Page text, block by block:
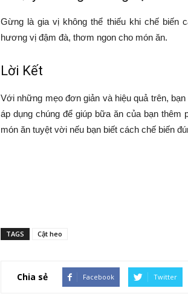
Gừng là gia vị không thể thiếu khi chế biến
hương vị đậm đà, thơm ngon cho món ăn.
Lời Kết
Với những mẹo đơn giản và hiệu quả trên,
áp dụng chúng để giúp bữa ăn của bạn
món ăn tuyệt vời nếu bạn biết cách chế biến
TAGS Cật heo
Chia sẻ Facebook Twitter